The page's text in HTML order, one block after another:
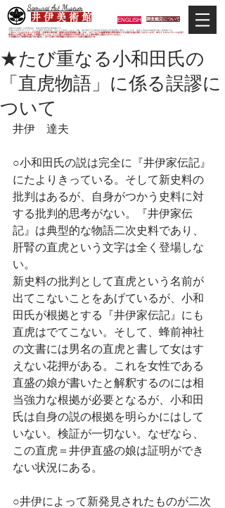
Samurai Art Museum
井 伊 美 術 館 ENGLISH 調査鑑定について
当館は日本唯一の甲冑武具・史料考証専門の美術館です。
平成29年度大河ドラマ「おんな城主 井伊直虎」の主人公直虎とされた人物、徳川四天王の筆頭井伊直政の直系後裔が運営しています。歴史と武具の本格派が集う美術館です。
＊当サイトにおけるすべての写真・文章等の著作権・版権は井伊美術館に属します。コピーなどの無断複製は著作権法上での例外を除き禁じられています。本サイトのコンテンツを代行
業者などの第三者に依頼して複製することは、たとえ個人や家庭内での利用であっても著作権法上認められていません。
※当館展示の刀剣類等は銃刀法に遵法し、​全て正真の刀剣登録証が添付されている事を確認済みです。
★たび重なる小和田氏の
「直虎物語」に係る誤謬に
ついて
井伊　達夫
○小和田氏の説は完全に『井伊家伝記』
にたよりきっている。そして新史料の
批判はあるが、自身がつかう史料に対
する批判的思考がない。『井伊家伝
記』は典型的な物語二次史料であり、
肝腎の直虎という文字は全く登場しな
い。
新史料の批判として直虎という名前が
出てこないことをあげているが、小和
田氏が根拠とする『井伊家伝記』にも
直虎はでてこない。そして、蜂前神社
の文書には男名の直虎と書して女はす
えない花押がある。これを女性である
直盛の娘が書いたと解釈するのには相
当強力な根拠が必要となるが、小和田
氏は自身の説の根拠を明らかにはして
いない。検証が一切ない。なぜなら、
この直虎＝井伊直盛の娘は証明ができ
ない状況にある。
○井伊によって新発見されたものが二次